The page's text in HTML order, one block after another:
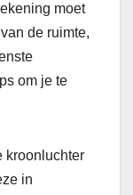
moet
de ruimte,
om je te
kroonluchter
in